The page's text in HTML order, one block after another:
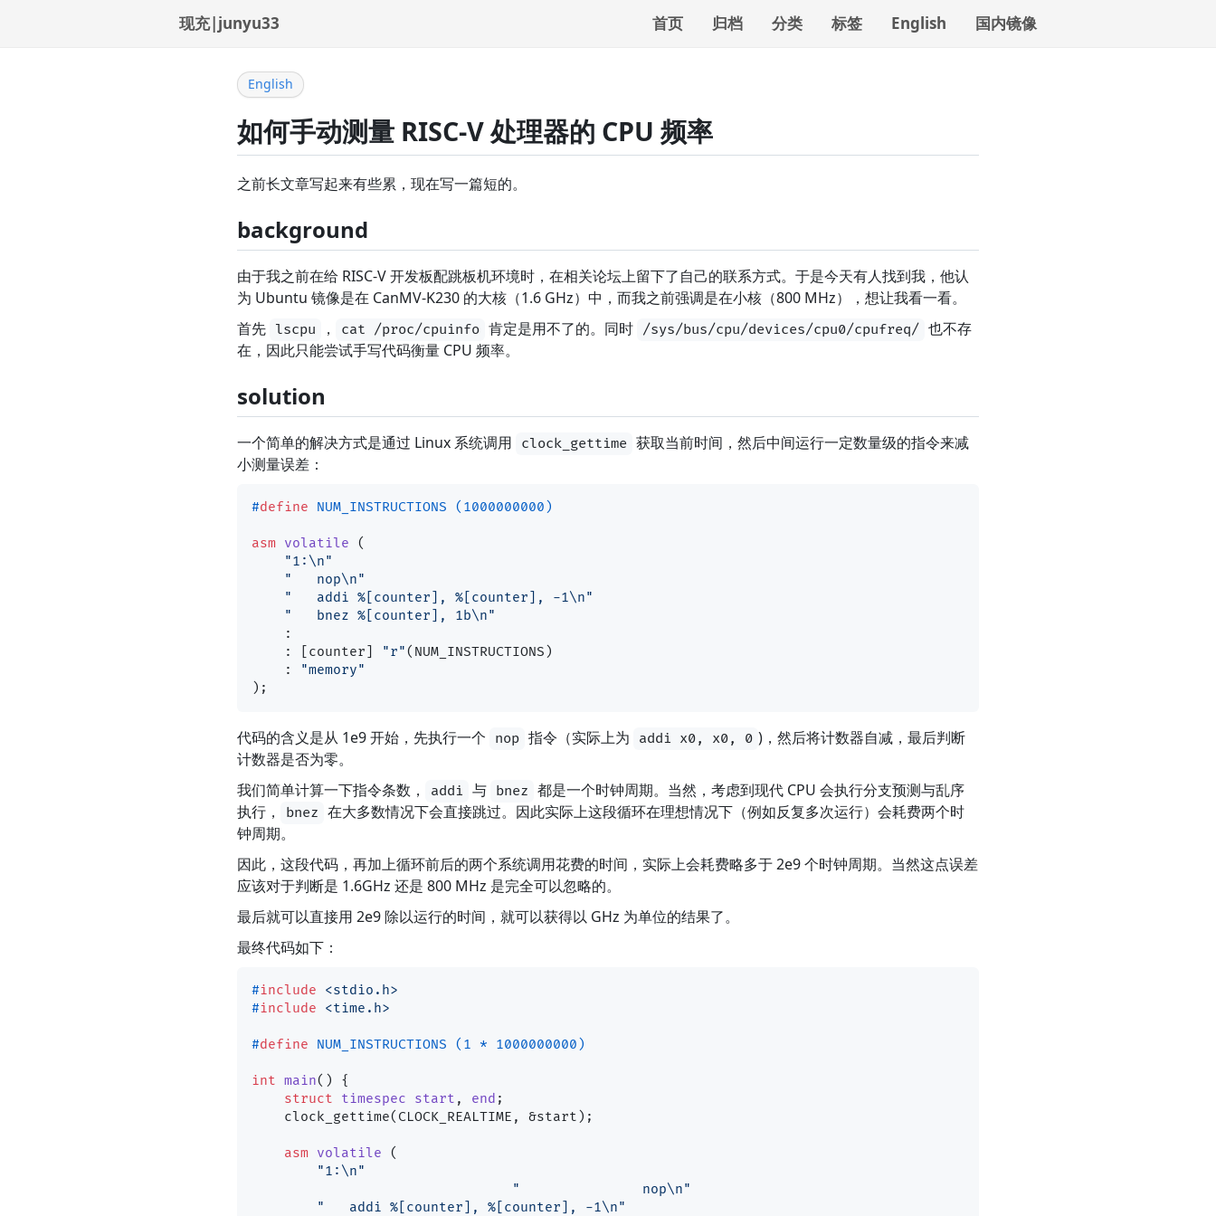
现充|junyu33 首页 归档 分类 标签 English 国内镜像
English
如何手动测量 RISC-V 处理器的 CPU 频率
之前长文章写起来有些累，现在写一篇短的。
background
由于我之前在给 RISC-V 开发板配跳板机环境时，在相关论坛上留下了自己的联系方式。于是今天有人找到我，他认
为 Ubuntu 镜像是在 CanMV-K230 的大核（1.6 GHz）中，而我之前强调是在小核（800 MHz），想让我看一看。
首先 lscpu ， cat /proc/cpuinfo 肯定是用不了的。同时 /sys/bus/cpu/devices/cpu0/cpufreq/ 也不存
在，因此只能尝试手写代码衡量 CPU 频率。
solution
一个简单的解决方式是通过 Linux 系统调用 clock_gettime 获取当前时间，然后中间运行一定数量级的指令来减
小测量误差：
#define NUM_INSTRUCTIONS (1000000000)
asm volatile
(
"1:\n"
"   nop\n"
"   addi %[counter], %[counter], -1\n"
"   bnez %[counter], 1b\n"
    : [counter]
"r"(NUM_INSTRUCTIONS)
    :
"memory"
)
代码的含义是从 1e9 开始，先执行一个 nop 指令（实际上为 addi x0, x0, 0 )，然后将计数器自减，最后判断
计数器是否为零。
我们简单计算一下指令条数，
addi 与 bnez 都是一个时钟周期。当然，考虑到现代 CPU 会执行分支预测与乱序
执行，
bnez 在大多数情况下会直接跳过。因此实际上这段循环在理想情况下（例如反复多次运行）会耗费两个时
钟周期。
因此，这段代码，再加上循环前后的两个系统调用花费的时间，实际上会耗费略多于 2e9 个时钟周期。当然这点误差
应该对于判断是 1.6GHz 还是 800 MHz 是完全可以忽略的。
最后就可以直接用 2e9 除以运行的时间，就可以获得以 GHz 为单位的结果了。
最终代码如下：
#include
<stdio.h>
#include <time.h>
#define NUM_INSTRUCTIONS (1 * 1000000000)
int main()
{
struct
timespec start , end ;
asm volatile
(
"1:\n"
"               nop\n"
"   addi %[counter], %[counter], -1\n"